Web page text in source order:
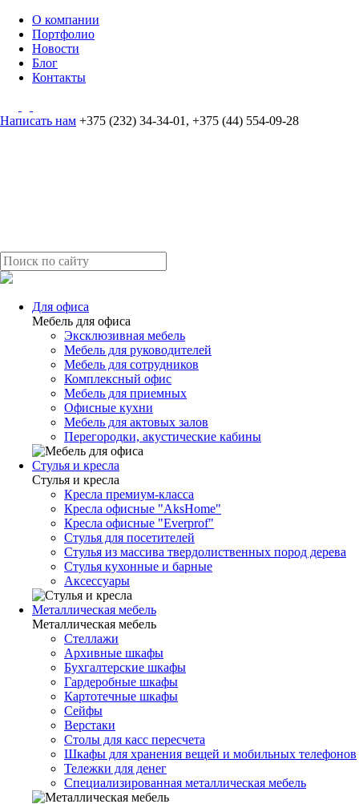
О компании
Портфолио
Новости
Блог
Контакты
Написать нам +375 (232) 34-34-01 , +375 (44) 554-09-28
Для офиса
Мебель для офиса
Эксклюзивная мебель
Мебель для руководителей
Мебель для сотрудников
Комплексный офис
Мебель для приемных
Офисные кухни
Мебель для актовых залов
Перегородки, акустические кабины
Стулья и кресла
Стулья и кресла
Кресла премиум-класса
Кресла офисные "AksHome"
Кресла офисные "Everprof"
Стулья для посетителей
Стулья из массива твердолиственных пород дерева
Стулья кухонные и барные
Аксессуары
Металлическая мебель
Металлическая мебель
Стеллажи
Архивные шкафы
Бухгалтерские шкафы
Гардеробные шкафы
Картотечные шкафы
Сейфы
Верстаки
Столы для касс пересчета
Шкафы для хранения вещей и мобильных телефонов
Тележки для денег
Специализированная металлическая мебель